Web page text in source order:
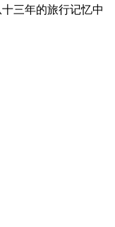
三年的旅行记忆中